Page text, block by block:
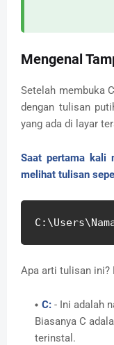
Mengenal
Setelah membuka
dengan tulisan
yang ada di layar
Saat pertama kali
melihat tulisan
Apa arti tulisan ini?
C: - Ini adalah
Biasanya C
terinstal.